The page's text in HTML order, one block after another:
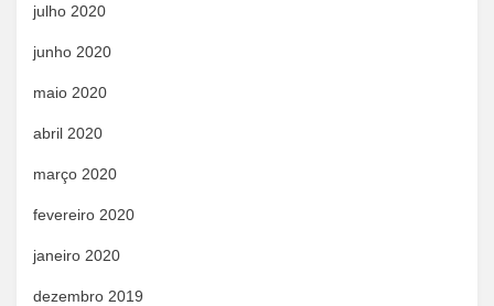
julho 2020
junho 2020
maio 2020
abril 2020
março 2020
fevereiro 2020
janeiro 2020
dezembro 2019